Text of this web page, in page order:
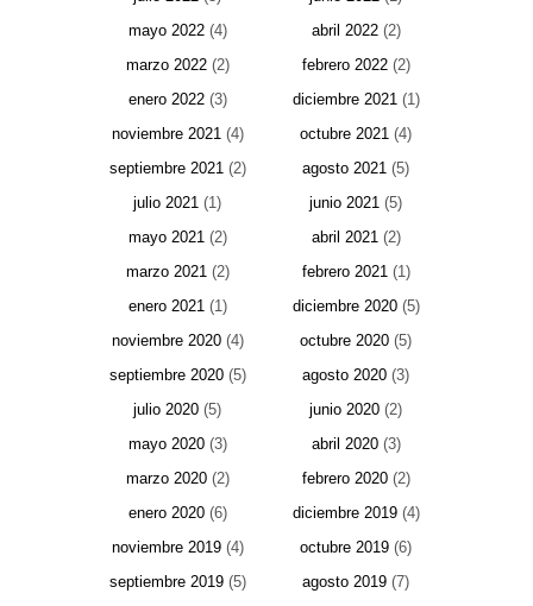
mayo 2022(4) abril 2022(2)
marzo 2022(2) febrero 2022(2)
enero 2022(3) diciembre 2021(1)
noviembre 2021(4) octubre 2021 (4)
septiembre 2021(2) agosto 2021 (5)
julio 2021 (1) junio 2021 (5)
mayo 2021(2) abril 2021(2)
marzo 2021(2) febrero 2021(1)
enero 2021(1) diciembre 2020(5)
noviembre 2020(4) octubre 2020 (5)
septiembre 2020(5) agosto 2020 (3)
julio 2020 (5) junio 2020 (2)
mayo 2020(3) abril 2020(3)
marzo 2020(2) febrero 2020(2)
enero 2020(6) diciembre 2019(4)
noviembre 2019(4) octubre 2019 (6)
septiembre 2019(5) agosto 2019 (7)